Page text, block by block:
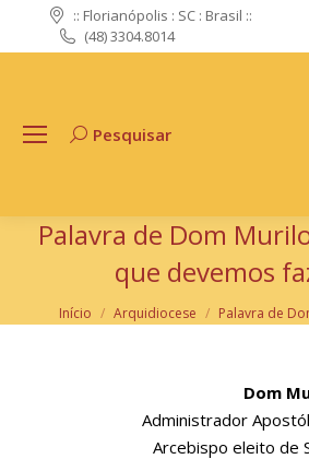
:: Florianópolis : SC : Brasil ::
(48) 3304.8014
Search:Pesquisar
Palavra de Dom
que devemos
Você está aqui:
Início Arquidiocese Palavra de
Dom
Administrador
Arcebispo eleito de